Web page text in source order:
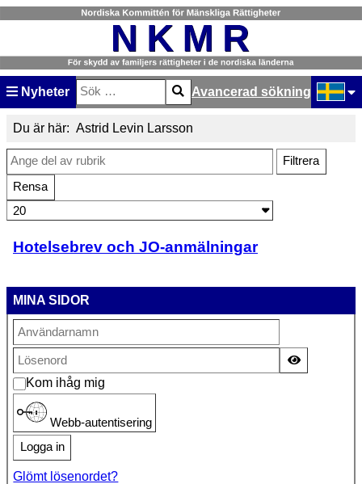
Nyheter
Sök
Type 2 or more characters for results.
Avancerad sökning
Du är här: Astrid Levin Larsson
Ange del av rubrik
Filtrera
Rensa
Visa #
Hotelsebrev och JO-anmälningar
MINA SIDOR
Kom ihåg mig
Webb-autentisering
Logga in
Glömt lösenordet?